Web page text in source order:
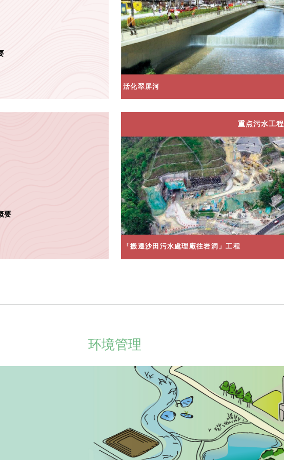
活化翠屏河
要
重点污水工程
「搬遷沙田污水處理廠往岩洞」工程
环境管理